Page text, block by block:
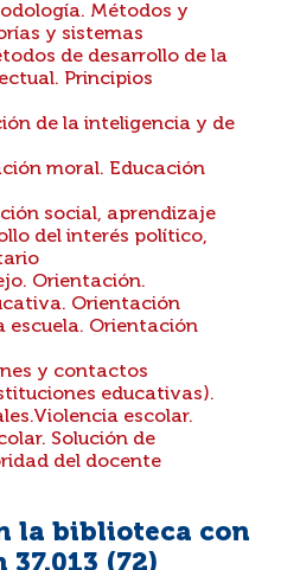
Métodos y
y sistemas
de desarrollo de la
Principios
de la inteligencia y de
moral. Educación
social, aprendizaje
del interés político,
Orientación.
Orientación
escuela. Orientación
y contactos
educativas).
escolar.
Solución de
del docente
la biblioteca con
(72)